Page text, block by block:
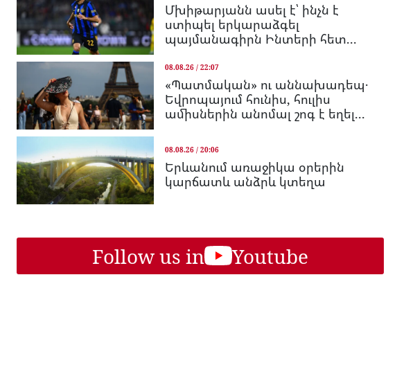
Մխիթարյանն ասել է՝ ինչն է
ստիպել երկարաձգել
պայմանագիրն Ինտերի հետ...
08.08.26 / 22:07
«Պատմական» ու աննախադեպ․
Եվրոպայում հունիս, հուլիս
ամիսներին անոմալ շոգ է եղել...
08.08.26 / 20:06
Երևանում առաջիկա օրերին
կարճատև անձրև կտեղա
Follow us in Youtube